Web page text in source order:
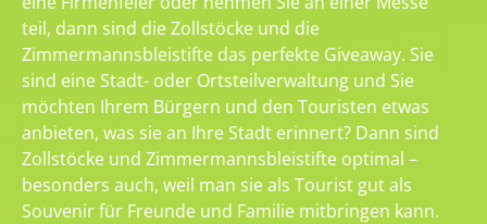
teil, dann sind die Zollstöcke und die
Zimmermannsbleistifte das perfekte Giveaway. Sie
sind eine Stadt- oder Ortsteilverwaltung und Sie
möchten Ihrem Bürgern und den Touristen etwas
anbieten, was sie an Ihre Stadt erinnert? Dann sind
Zollstöcke und Zimmermannsbleistifte optimal –
besonders auch, weil man sie als Tourist gut als
Souvenir für Freunde und Familie mitbringen kann.